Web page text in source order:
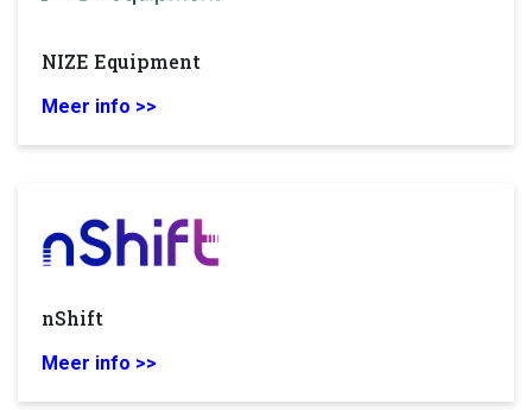
NIZE Equipment
Meer info >>
nShift
Meer info >>